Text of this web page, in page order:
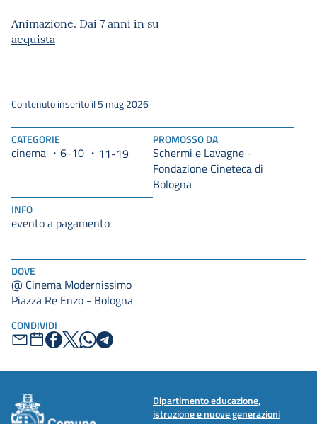
DOVE
@ Cinema Modernissimo
Piazza Re Enzo - Bologna
CONDIVIDI
Animazione. Dai 7 anni in su
acquista
CATEGORIE
cinema 6-10 11-19
PROMOSSO DA
Schermi e Lavagne -
Fondazione Cineteca di
Bologna
INFO
evento a pagamento
Contenuto inserito il 5 mag 2026
Dipartimento educazione,
istruzione e nuove generazioni